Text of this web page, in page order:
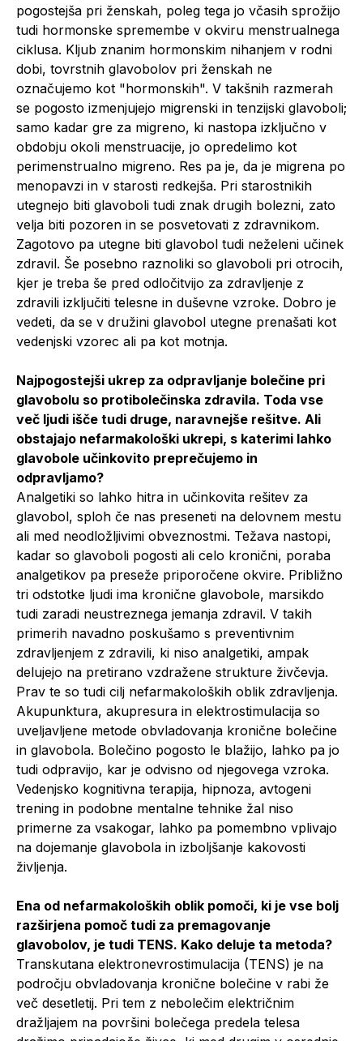
pogostejša pri ženskah, poleg tega jo včasih sprožijo
tudi hormonske spremembe v okviru menstrualnega
ciklusa. Kljub znanim hormonskim nihanjem v rodni
dobi, tovrstnih glavobolov pri ženskah ne
označujemo kot "hormonskih". V takšnih razmerah
se pogosto izmenjujejo migrenski in tenzijski glavoboli;
samo kadar gre za migreno, ki nastopa izključno v
obdobju okoli menstruacije, jo opredelimo kot
perimenstrualno migreno. Res pa je, da je migrena po
menopavzi in v starosti redkejša. Pri starostnikih
utegnejo biti glavoboli tudi znak drugih bolezni, zato
velja biti pozoren in se posvetovati z zdravnikom.
Zagotovo pa utegne biti glavobol tudi neželeni učinek
zdravil. Še posebno raznoliki so glavoboli pri otrocih,
kjer je treba še pred odločitvijo za zdravljenje z
zdravili izključiti telesne in duševne vzroke. Dobro je
vedeti, da se v družini glavobol utegne prenašati kot
vedenjski vzorec ali pa kot motnja.
Najpogostejši ukrep za odpravljanje bolečine pri
glavobolu so protibolečinska zdravila. Toda vse
več ljudi išče tudi druge, naravnejše rešitve. Ali
obstajajo nefarmakološki ukrepi, s katerimi lahko
glavobole učinkovito preprečujemo in
odpravljamo?
Analgetiki so lahko hitra in učinkovita rešitev za
glavobol, sploh če nas preseneti na delovnem mestu
ali med neodložljivimi obveznostmi. Težava nastopi,
kadar so glavoboli pogosti ali celo kronični, poraba
analgetikov pa preseže priporočene okvire. Približno
tri odstotke ljudi ima kronične glavobole, marsikdo
tudi zaradi neustreznega jemanja zdravil. V takih
primerih navadno poskušamo s preventivnim
zdravljenjem z zdravili, ki niso analgetiki, ampak
delujejo na pretirano vzdražene strukture živčevja.
Prav te so tudi cilj nefarmakoloških oblik zdravljenja.
Akupunktura, akupresura in elektrostimulacija so
uveljavljene metode obvladovanja kronične bolečine
in glavobola. Bolečino pogosto le blažijo, lahko pa jo
tudi odpravijo, kar je odvisno od njegovega vzroka.
Vedenjsko kognitivna terapija, hipnoza, avtogeni
trening in podobne mentalne tehnike žal niso
primerne za vsakogar, lahko pa pomembno vplivajo
na dojemanje glavobola in izboljšanje kakovosti
življenja.
Ena od nefarmakoloških oblik pomoči, ki je vse bolj
razširjena pomoč tudi za premagovanje
glavobolov, je tudi TENS. Kako deluje ta metoda?
Transkutana elektronevrostimulacija (TENS) je na
področju obvladovanja kronične bolečine v rabi že
več desetletij. Pri tem z nebolečim električnim
dražljajem na površini bolečega predela telesa